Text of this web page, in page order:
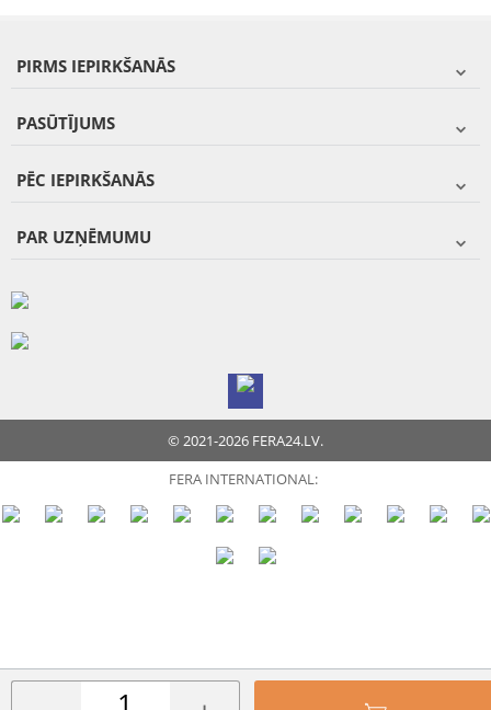
PIRMS IEPIRKŠANĀS
PASŪTĪJUMS
PĒC IEPIRKŠANĀS
PAR UZŅĒMUMU
© 2021-2026 FERA24.LV.
FERA INTERNATIONAL: